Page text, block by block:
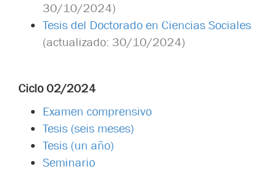
30/10/2024)
Tesis del Doctorado en Ciencias Sociales
(actualizado: 30/10/2024)
Ciclo 02/2024
Examen comprensivo
Tesis (seis meses)
Tesis (un año)
Seminario